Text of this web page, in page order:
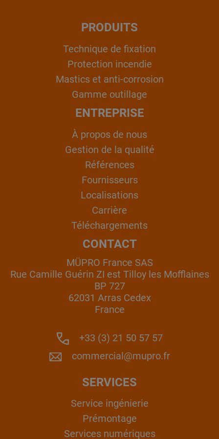
PRODUITS
Technique de fixation
Protection incendie
Mastics et anti-corrosion
Gamme outillage
ENTREPRISE
À propos de nous
Gestion de la qualité
Références
Fournisseurs
Localisations
Carrière
Téléchargements
CONTACT
MÜPRO France SAS
Rue Camille Guérin ZI est Tilloy les Mofflaines
BP 727
62031 Arras Cedex
France
+33 (3) 21 50 57 57
commercial@mupro.fr
SERVICES
Service ingénierie
Prémontage
Services numériques